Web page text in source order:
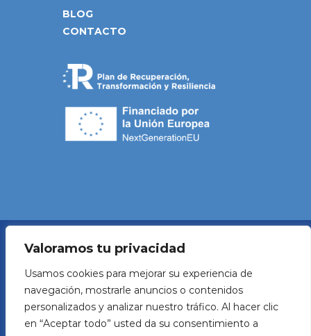
Valoramos tu privacidad
Usamos cookies para mejorar su experiencia de
navegación, mostrarle anuncios o contenidos
personalizados y analizar nuestro tráfico. Al hacer clic
en “Aceptar todo” usted da su consentimiento a
BLOG
CONTACTO